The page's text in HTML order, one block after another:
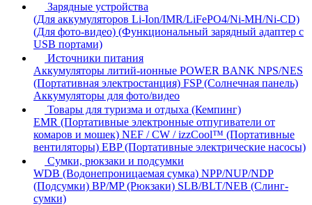
Зарядные устройства
(Для аккумуляторов Li-Ion/IMR/LiFePO4/Ni-MH/Ni-CD)
(Для фото-видео) (Функциональный зарядный адаптер с
USB портами)
Источники питания
Аккумуляторы литий-ионные POWER BANK NPS/NES
(Портативная электростанция) FSP (Солнечная панель)
Аккумуляторы для фото/видео
Товары для туризма и отдыха (Кемпинг)
EMR (Портативные электронные отпугиватели от
комаров и мошек) NEF / CW / izzCool™ (Портативные
вентиляторы) EBP (Портативные электрические насосы)
Сумки, рюкзаки и подсумки
WDB (Водонепроницаемая сумка) NPP/NUP/NDP
(Подсумки) BP/MP (Рюкзаки) SLB/BLT/NEB (Слинг-
сумки)